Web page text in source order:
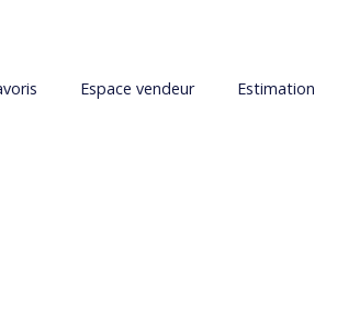
Espace vendeur Estimation